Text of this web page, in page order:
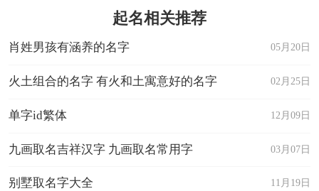
起名相关推荐
05月20日
肖姓男孩有涵养的名字
02月25日
火土组合的名字 有火和土寓意好的名字
12月09日
单字id繁体
03月07日
九画取名吉祥汉字 九画取名常用字
11月19日
别墅取名字大全